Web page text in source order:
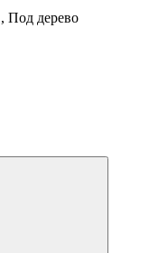
, Под дерево